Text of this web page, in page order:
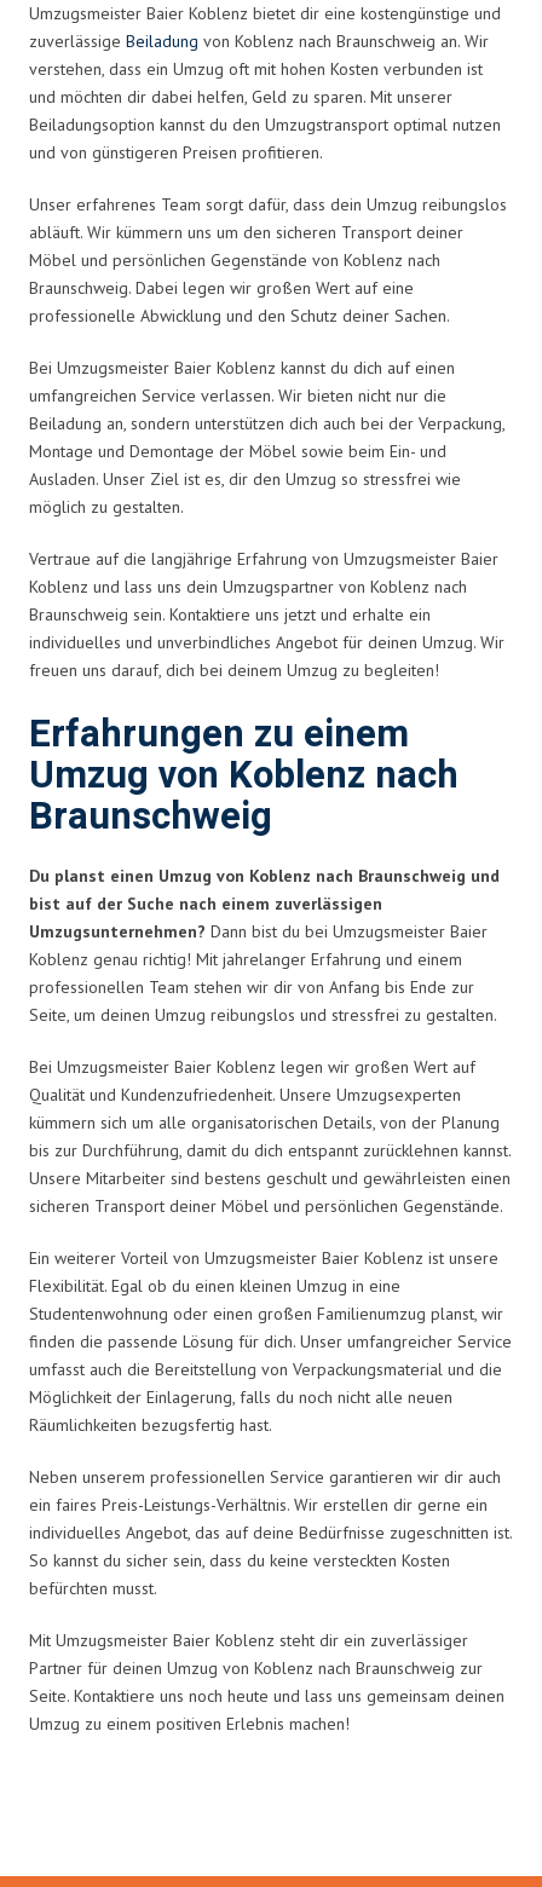
Umzugsmeister Baier Koblenz bietet dir eine kostengünstige und
zuverlässige Beiladung von Koblenz nach Braunschweig an. Wir
verstehen, dass ein Umzug oft mit hohen Kosten verbunden ist
und möchten dir dabei helfen, Geld zu sparen. Mit unserer
Beiladungsoption kannst du den Umzugstransport optimal nutzen
und von günstigeren Preisen profitieren.
Unser erfahrenes Team sorgt dafür, dass dein Umzug reibungslos
abläuft. Wir kümmern uns um den sicheren Transport deiner
Möbel und persönlichen Gegenstände von Koblenz nach
Braunschweig. Dabei legen wir großen Wert auf eine
professionelle Abwicklung und den Schutz deiner Sachen.
Bei Umzugsmeister Baier Koblenz kannst du dich auf einen
umfangreichen Service verlassen. Wir bieten nicht nur die
Beiladung an, sondern unterstützen dich auch bei der Verpackung,
Montage und Demontage der Möbel sowie beim Ein- und
Ausladen. Unser Ziel ist es, dir den Umzug so stressfrei wie
möglich zu gestalten.
Vertraue auf die langjährige Erfahrung von Umzugsmeister Baier
Koblenz und lass uns dein Umzugspartner von Koblenz nach
Braunschweig sein. Kontaktiere uns jetzt und erhalte ein
individuelles und unverbindliches Angebot für deinen Umzug. Wir
freuen uns darauf, dich bei deinem Umzug zu begleiten!
Erfahrungen zu einem
Umzug von Koblenz nach
Braunschweig
Du planst einen Umzug von Koblenz nach Braunschweig und
bist auf der Suche nach einem zuverlässigen
Umzugsunternehmen? Dann bist du bei Umzugsmeister Baier
Koblenz genau richtig! Mit jahrelanger Erfahrung und einem
professionellen Team stehen wir dir von Anfang bis Ende zur
Seite, um deinen Umzug reibungslos und stressfrei zu gestalten.
Bei Umzugsmeister Baier Koblenz legen wir großen Wert auf
Qualität und Kundenzufriedenheit. Unsere Umzugsexperten
kümmern sich um alle organisatorischen Details, von der Planung
bis zur Durchführung, damit du dich entspannt zurücklehnen kannst.
Unsere Mitarbeiter sind bestens geschult und gewährleisten einen
sicheren Transport deiner Möbel und persönlichen Gegenstände.
Ein weiterer Vorteil von Umzugsmeister Baier Koblenz ist unsere
Flexibilität. Egal ob du einen kleinen Umzug in eine
Studentenwohnung oder einen großen Familienumzug planst, wir
finden die passende Lösung für dich. Unser umfangreicher Service
umfasst auch die Bereitstellung von Verpackungsmaterial und die
Möglichkeit der Einlagerung, falls du noch nicht alle neuen
Räumlichkeiten bezugsfertig hast.
Neben unserem professionellen Service garantieren wir dir auch
ein faires Preis-Leistungs-Verhältnis. Wir erstellen dir gerne ein
individuelles Angebot, das auf deine Bedürfnisse zugeschnitten ist.
So kannst du sicher sein, dass du keine versteckten Kosten
befürchten musst.
Mit Umzugsmeister Baier Koblenz steht dir ein zuverlässiger
Partner für deinen Umzug von Koblenz nach Braunschweig zur
Seite. Kontaktiere uns noch heute und lass uns gemeinsam deinen
Umzug zu einem positiven Erlebnis machen!